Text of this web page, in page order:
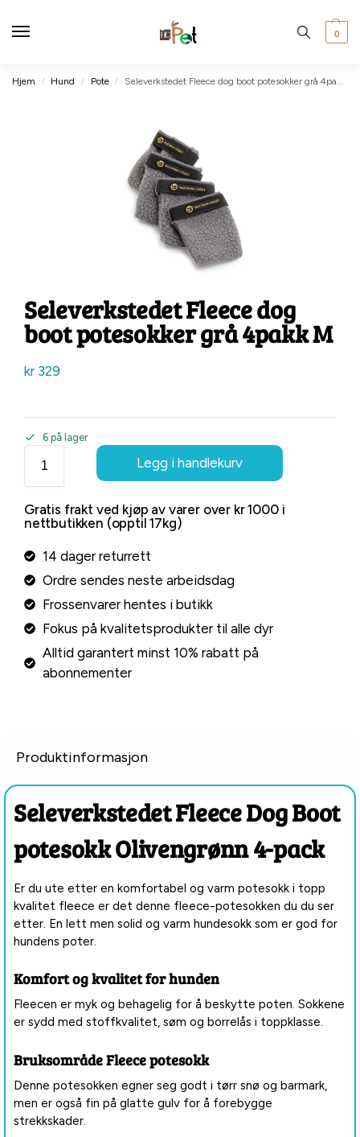
0
Hjem / Hund / Pote / Seleverkstedet Fleece dog boot potesokker grå 4pakk M
Seleverkstedet Fleece dog
boot potesokker grå 4pakk M
kr329
6 på lager
Legg i handlekurv
Gratis frakt ved kjøp av varer over kr 1000 i
nettbutikken (opptil 17kg)
14 dager returrett
Ordre sendes neste arbeidsdag
Frossenvarer hentes i butikk
Fokus på kvalitetsprodukter til alle dyr
Alltid garantert minst 10% rabatt på
abonnementer
Produktinformasjon
Seleverkstedet Fleece Dog Boot
potesokk Olivengrønn 4-pack
Er du ute etter en komfortabel og varm potesokk i topp
kvalitet fleece er det denne fleece-potesokken du du ser
etter. En lett men solid og varm hundesokk som er god for
hundens poter.
Komfort og kvalitet for hunden
Fleecen er myk og behagelig for å beskytte poten. Sokkene
er sydd med stoffkvalitet, søm og borrelås i toppklasse.
Bruksområde Fleece potesokk
Denne potesokken egner seg godt i tørr snø og barmark,
men er også fin på glatte gulv for å forebygge
strekkskader.